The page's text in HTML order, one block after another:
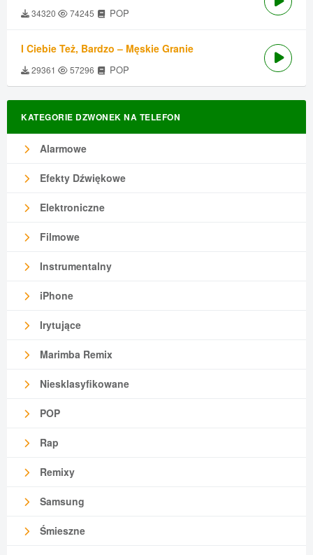
34320 74245 POP
I Ciebie Też, Bardzo – Męskie Granie
29361 57296 POP
KATEGORIE DZWONEK NA TELEFON
Alarmowe
Efekty Dźwiękowe
Elektroniczne
Filmowe
Instrumentalny
iPhone
Irytujące
Marimba Remix
Niesklasyfikowane
POP
Rap
Remixy
Samsung
Śmieszne